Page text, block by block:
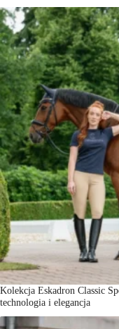
Kolekcja Eskadron Classic
technologia i elegancja